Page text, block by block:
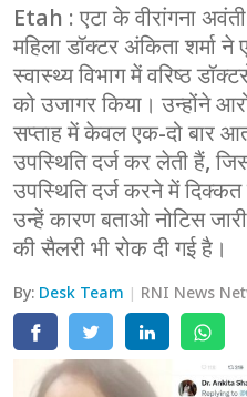
क्राइम
शिक्षा
वेब स्टोरी
Etah : एटा के वीरांगना
महिला डॉक्टर अंकिता शर्मा ने
स्वास्थ्य विभाग में वरिष्ठ
को उजागर किया। उन्होंने
सप्ताह में केवल एक-दो बार
उपस्थिति दर्ज कर लेती हैं,
उपस्थिति दर्ज करने में
उन्हें कारण बताओ नोटिस
की सैलरी भी रोक दी गई है।
By: Desk Team RNI News
वाराणसी
आगरा
अयोध्या
अलीगढ़
मथुरा
मेरठ
मुरादाबाद
गोरखपुर